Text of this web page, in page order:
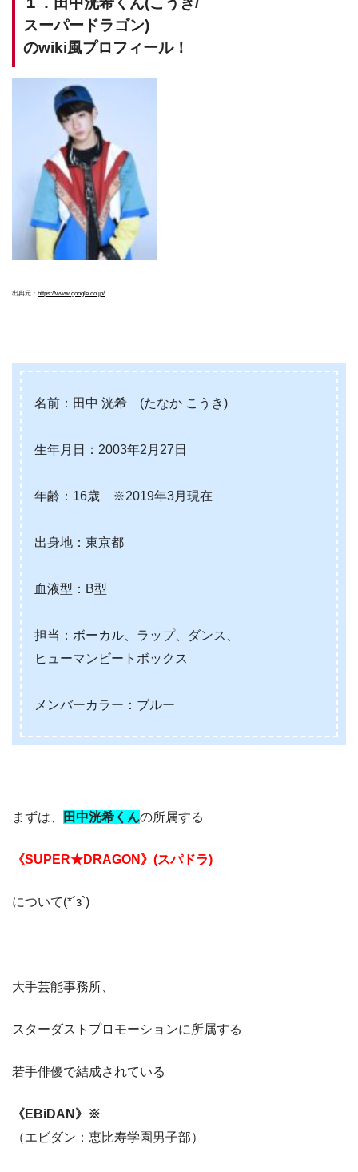
スーパードラゴン)
のwiki風プロフィール！
出典元： https://www.google.co.jp/
名前：田中 洸希 (たなか こうき)
生年月日：2003年2月27日
年齢：16歳 ※2019年3月現在
出身地：東京都
血液型：B型
担当：ボーカル、ラップ、ダンス、
ヒューマンビートボックス
メンバーカラー：ブルー
まずは、 田中洸希くんの所属する
《SUPER★DRAGON》(スパドラ)
について(*´з`)
大手芸能事務所、
スターダストプロモーションに所属する
若手俳優で結成されている
《EBiDAN》※
（エビダン：恵比寿学園男子部）